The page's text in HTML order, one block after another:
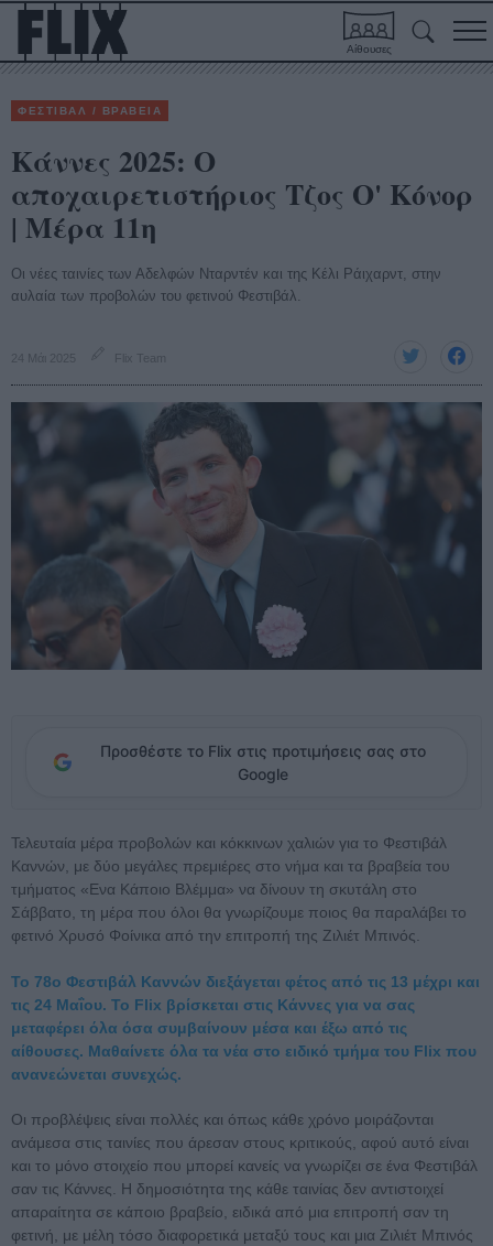
Αίθουσες
ΦΕΣΤΙΒΑΛ / ΒΡΑΒΕΙΑ
Κάννες 2025: Ο
αποχαιρετιστήριος Τζος Ο' Κόνορ
| Μέρα 11η
Οι νέες ταινίες των Αδελφών Νταρντέν και της Κέλι Ράιχαρντ, στην
αυλαία των προβολών του φετινού Φεστιβάλ.
24 Μάι 2025 Flix Team
Προσθέστε το Flix στις προτιμήσεις σας στο
Google
Τελευταία μέρα προβολών και κόκκινων χαλιών για το Φεστιβάλ
Καννών, με δύο μεγάλες πρεμιέρες στο νήμα και τα βραβεία του
τμήματος «Ενα Κάποιο Βλέμμα» να δίνουν τη σκυτάλη στο
Σάββατο, τη μέρα που όλοι θα γνωρίζουμε ποιος θα παραλάβει το
φετινό Χρυσό Φοίνικα από την επιτροπή της Ζιλιέτ Μπινός.
Το 78ο Φεστιβάλ Καννών διεξάγεται φέτος από τις 13 μέχρι και
τις 24 Μαΐου. Το Flix βρίσκεται στις Κάννες για να σας
μεταφέρει όλα όσα συμβαίνουν μέσα και έξω από τις
αίθουσες. Μαθαίνετε όλα τα νέα στο ειδικό τμήμα του Flix που
ανανεώνεται συνεχώς.
Οι προβλέψεις είναι πολλές και όπως κάθε χρόνο μοιράζονται
ανάμεσα στις ταινίες που άρεσαν στους κριτικούς, αφού αυτό είναι
και το μόνο στοιχείο που μπορεί κανείς να γνωρίζει σε ένα Φεστιβάλ
σαν τις Κάννες. Η δημοσιότητα της κάθε ταινίας δεν αντιστοιχεί
απαραίτητα σε κάποιο βραβείο, ειδικά από μια επιτροπή σαν τη
φετινή, με μέλη τόσο διαφορετικά μεταξύ τους και μια Ζιλιέτ Μπινός